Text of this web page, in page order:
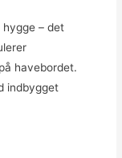
hygge – det
havebordet.
indbygget